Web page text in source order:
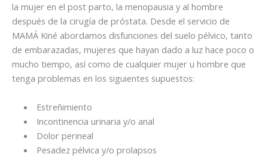
la mujer en el post parto, la menopausia y al hombre
después de la cirugía de próstata. Desde el servicio de
MAMÁ Kiné abordamos disfunciones del suelo pélvico, tanto
de embarazadas, mujeres que hayan dado a luz hace poco o
mucho tiempo, así como de cualquier mujer u hombre que
tenga problemas en los siguientes supuestos:
Estreñimiento
Incontinencia urinaria y/o anal
Dolor perineal
Pesadez pélvica y/o prolapsos